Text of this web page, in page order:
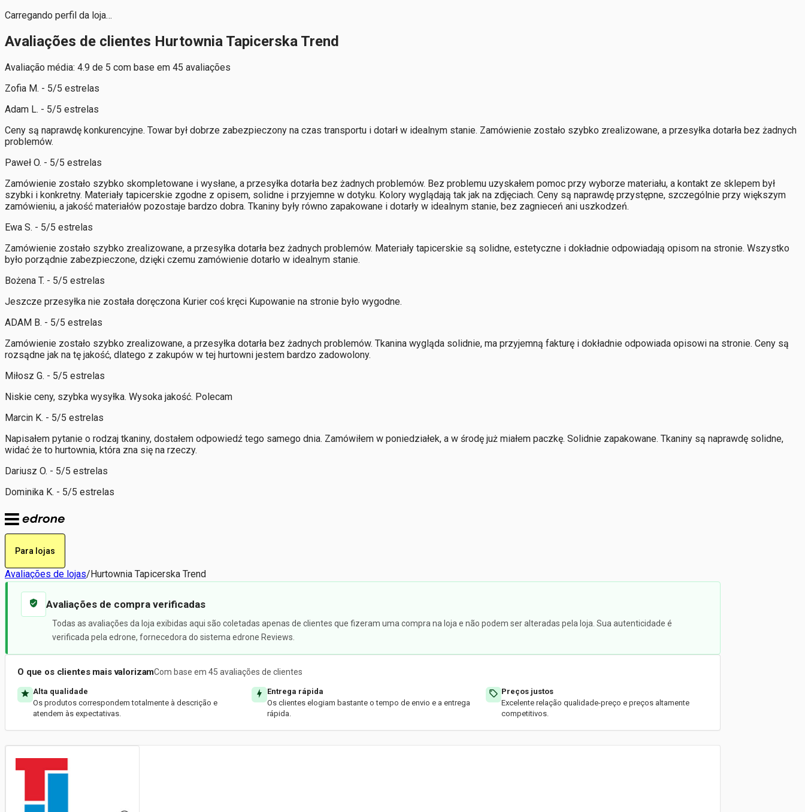
Carregando perfil da loja…
Avaliações de clientes Hurtownia Tapicerska Trend
Avaliação média: 4.9 de 5 com base em 45 avaliações
Zofia M. - 5/5 estrelas
Adam L. - 5/5 estrelas
Ceny są naprawdę konkurencyjne. Towar był dobrze zabezpieczony na czas transportu i dotarł w idealnym stanie. Zamówienie zostało szybko zrealizowane, a przesyłka dotarła bez żadnych
problemów.
Paweł O. - 5/5 estrelas
Zamówienie zostało szybko skompletowane i wysłane, a przesyłka dotarła bez żadnych problemów. Bez problemu uzyskałem pomoc przy wyborze materiału, a kontakt ze sklepem był
szybki i konkretny. Materiały tapicerskie zgodne z opisem, solidne i przyjemne w dotyku. Kolory wyglądają tak jak na zdjęciach. Ceny są naprawdę przystępne, szczególnie przy większym
zamówieniu, a jakość materiałów pozostaje bardzo dobra. Tkaniny były równo zapakowane i dotarły w idealnym stanie, bez zagnieceń ani uszkodzeń.
Ewa S. - 5/5 estrelas
Zamówienie zostało szybko zrealizowane, a przesyłka dotarła bez żadnych problemów. Materiały tapicerskie są solidne, estetyczne i dokładnie odpowiadają opisom na stronie. Wszystko
było porządnie zabezpieczone, dzięki czemu zamówienie dotarło w idealnym stanie.
Bożena T. - 5/5 estrelas
Jeszcze przesyłka nie została doręczona Kurier coś kręci Kupowanie na stronie było wygodne.
ADAM B. - 5/5 estrelas
Zamówienie zostało szybko zrealizowane, a przesyłka dotarła bez żadnych problemów. Tkanina wygląda solidnie, ma przyjemną fakturę i dokładnie odpowiada opisowi na stronie. Ceny są
rozsądne jak na tę jakość, dlatego z zakupów w tej hurtowni jestem bardzo zadowolony.
Miłosz G. - 5/5 estrelas
Niskie ceny, szybka wysyłka. Wysoka jakość. Polecam
Marcin K. - 5/5 estrelas
Napisałem pytanie o rodzaj tkaniny, dostałem odpowiedź tego samego dnia. Zamówiłem w poniedziałek, a w środę już miałem paczkę. Solidnie zapakowane. Tkaniny są naprawdę solidne,
widać że to hurtownia, która zna się na rzeczy.
Dariusz O. - 5/5 estrelas
Dominika K. - 5/5 estrelas
Para lojas
Avaliações de lojas/Hurtownia Tapicerska Trend
Avaliações de compra verificadas
Todas as avaliações da loja exibidas aqui são coletadas apenas de clientes que fizeram uma compra na loja e não podem ser alteradas pela loja. Sua autenticidade é
verificada pela edrone, fornecedora do sistema edrone Reviews.
O que os clientes mais valorizamCom base em 45 avaliações de clientes
Alta qualidade
Os produtos correspondem totalmente à descrição e
atendem às expectativas.
Entrega rápida
Os clientes elogiam bastante o tempo de envio e a entrega
rápida.
Preços justos
Excelente relação qualidade-preço e preços altamente
competitivos.